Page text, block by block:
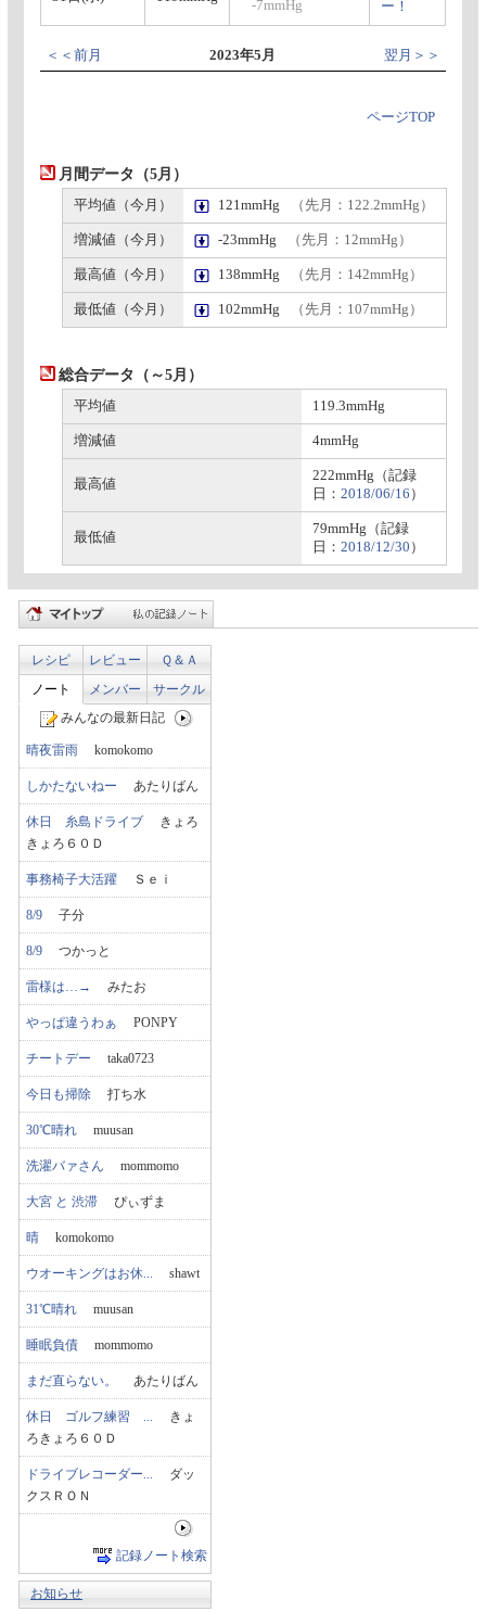
-7mmHg ー！
＜＜前月 2023年5月 翌月＞＞
ページTOP
月間データ（5月）
平均値（今月） 121mmHg （先月：122.2mmHg）
増減値（今月） -23mmHg （先月：12mmHg）
最高値（今月） 138mmHg （先月：142mmHg）
最低値（今月） 102mmHg （先月：107mmHg）
総合データ（～5月）
平均値 119.3mmHg
増減値 4mmHg
最高値
222mmHg（記録
日： 2018/06/16 ）
最低値
79mmHg（記録
日： 2018/12/30 ）
レシピ レビュー
Ｑ＆Ａ
ノート
メンバー
サークル
みんなの最新日記
晴夜雷雨 komokomo
しかたないねー あたりばん
休日 糸島ドライブ きょろ
きょろ６０Ｄ
事務椅子大活躍 Ｓｅｉ
8/9 子分
8/9 つかっと
雷様は…→ みたお
やっぱ違うわぁ PONPY
チートデー taka0723
今日も掃除 打ち水
30℃晴れ muusan
洗濯バァさん mommomo
大宮 と 渋滞 ぴぃずま
晴 komokomo
ウオーキングはお休... shawt
31℃晴れ muusan
睡眠負債 mommomo
まだ直らない。 あたりばん
休日 ゴルフ練習 ... きょ
ろきょろ６０Ｄ
ドライブレコーダー... ダッ
クスＲＯＮ
記録ノート検索
お知らせ